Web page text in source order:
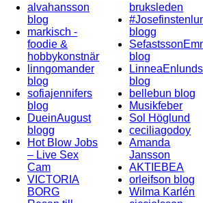
alvahansson
blog
markisch -
foodie &
hobbykonstnär
linngomander
blog
sofiajennifers
blog
DueinAugust
blogg
Hot Blow Jobs
– Live Sex
Cam
VICTORIA
BORG
bruksleden
blogg
blog
blog
bellebun blog
Musikfeber
Sol Höglund
ceciliagodoy
Amanda
Jansson
AKTIEBEA
orleifson blog
Wilma Karlén